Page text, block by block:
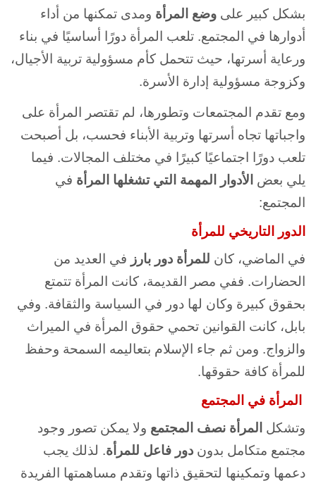
بشكل كبير على وضع المرأة ومدى تمكنها من أداء
أدوارها في المجتمع. تلعب المرأة دورًا أساسيًا في بناء
ورعاية أسرتها، حيث تتحمل كأم مسؤولية تربية الأجيال،
وكزوجة مسؤولية إدارة الأسرة.
ومع تقدم المجتمعات وتطورها، لم تقتصر المرأة على
واجباتها تجاه أسرتها وتربية الأبناء فحسب، بل أصبحت
تلعب دورًا اجتماعيًا كبيرًا في مختلف المجالات. فيما
يلي بعض الأدوار المهمة التي تشغلها المرأة في
المجتمع:
الدور التاريخي للمرأة
في الماضي، كان للمرأة دور بارز في العديد من
الحضارات. ففي مصر القديمة، كانت المرأة تتمتع
بحقوق كبيرة وكان لها دور في السياسة والثقافة. وفي
بابل، كانت القوانين تحمي حقوق المرأة في الميراث
والزواج. ومن ثم جاء الإسلام بتعاليمه السمحة وحفظ
للمرأة كافة حقوقها.
المرأة في المجتمع
وتشكل المرأة نصف المجتمع ولا يمكن تصور وجود
مجتمع متكامل بدون دور فاعل للمرأة. لذلك يجب
دعمها وتمكينها لتحقيق ذاتها وتقدم مساهمتها الفريدة